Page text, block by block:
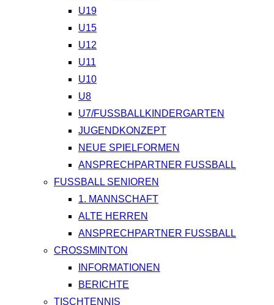
U19
U15
U12
U11
U10
U8
U7/FUSSBALLKINDERGARTEN
JUGENDKONZEPT
NEUE SPIELFORMEN
ANSPRECHPARTNER FUSSBALL
FUSSBALL SENIOREN
1. MANNSCHAFT
ALTE HERREN
ANSPRECHPARTNER FUSSBALL
CROSSMINTON
INFORMATIONEN
BERICHTE
TISCHTENNIS